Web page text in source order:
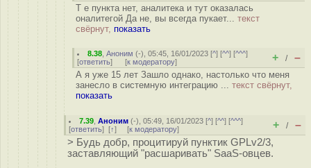
Т е пункта нет, аналитека и тут оказалась
оналитегой Да не, вы всегда пукает... текст
свёрнут, показать
8.38 ,Аноним (-), 05:45, 16/01/2023 [^] [^^] [^^^]
[ответить] [к модератору] + / –
А я уже 15 лет Зашло однако, настолько что меня
занесло в системную интеграцию ... текст свёрнут,
показать
7.39 ,Аноним (-), 05:49, 16/01/2023 [^] [^^] [^^^]
[ответить] [↑] [к модератору] + / –
> Будь добр, процитируй пунктик GPLv2/3,
заставляющий "расшаривать" SaaS-овцев.